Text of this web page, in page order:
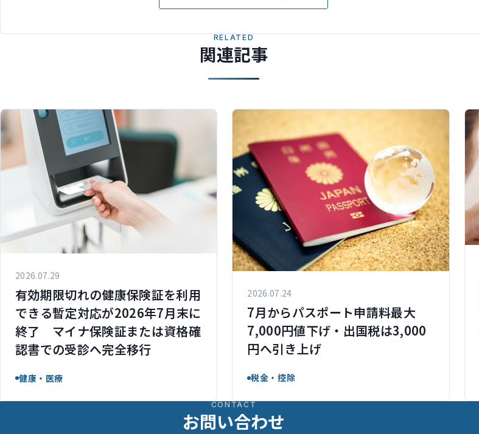
RELATED
関連記事
2026.07.29
有効期限切れの健康保険証を利用
できる暫定対応が2026年7月末に
終了 マイナ保険証または資格確
認書での受診へ完全移行
健康・医療
2026.07.24
7月からパスポート申請料最大
7,000円値下げ・出国税は3,000
円へ引き上げ
税金・控除
CONTACT
お問い合わせ